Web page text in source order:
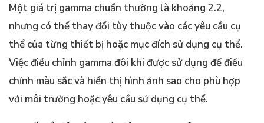
Một giá trị gamma chuẩn thường là khoảng 2.2,
nhưng có thể thay đổi tùy thuộc vào các yêu cầu cụ
thể của từng thiết bị hoặc mục đích sử dụng cụ thể.
Việc điều chỉnh gamma đôi khi được sử dụng để điều
chỉnh màu sắc và hiển thị hình ảnh sao cho phù hợp
với môi trường hoặc yêu cầu sử dụng cụ thể.